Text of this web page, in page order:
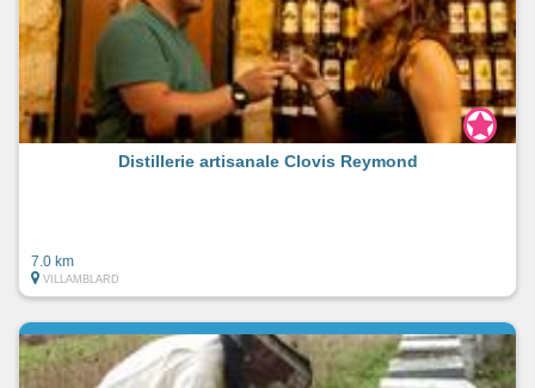
Distillerie artisanale Clovis Reymond
7.0 km
VILLAMBLARD